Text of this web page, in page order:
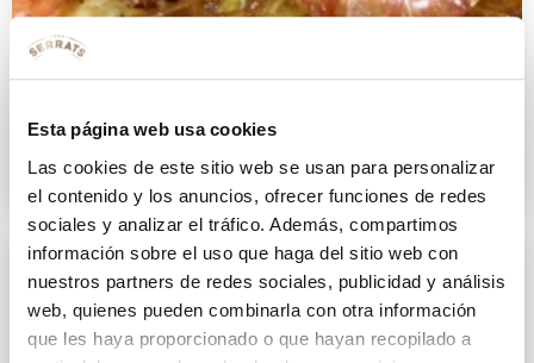
Esta página web usa cookies
Las cookies de este sitio web se usan para personalizar
el contenido y los anuncios, ofrecer funciones de redes
sociales y analizar el tráfico. Además, compartimos
información sobre el uso que haga del sitio web con
nuestros partners de redes sociales, publicidad y análisis
web, quienes pueden combinarla con otra información
que les haya proporcionado o que hayan recopilado a
24 SEPTIEMBRE 2015